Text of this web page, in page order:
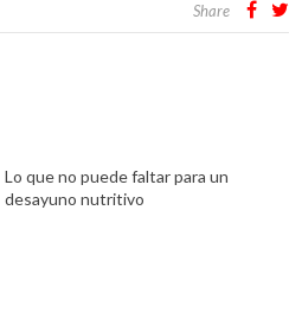
Share
Lo que no puede faltar para un
desayuno nutritivo